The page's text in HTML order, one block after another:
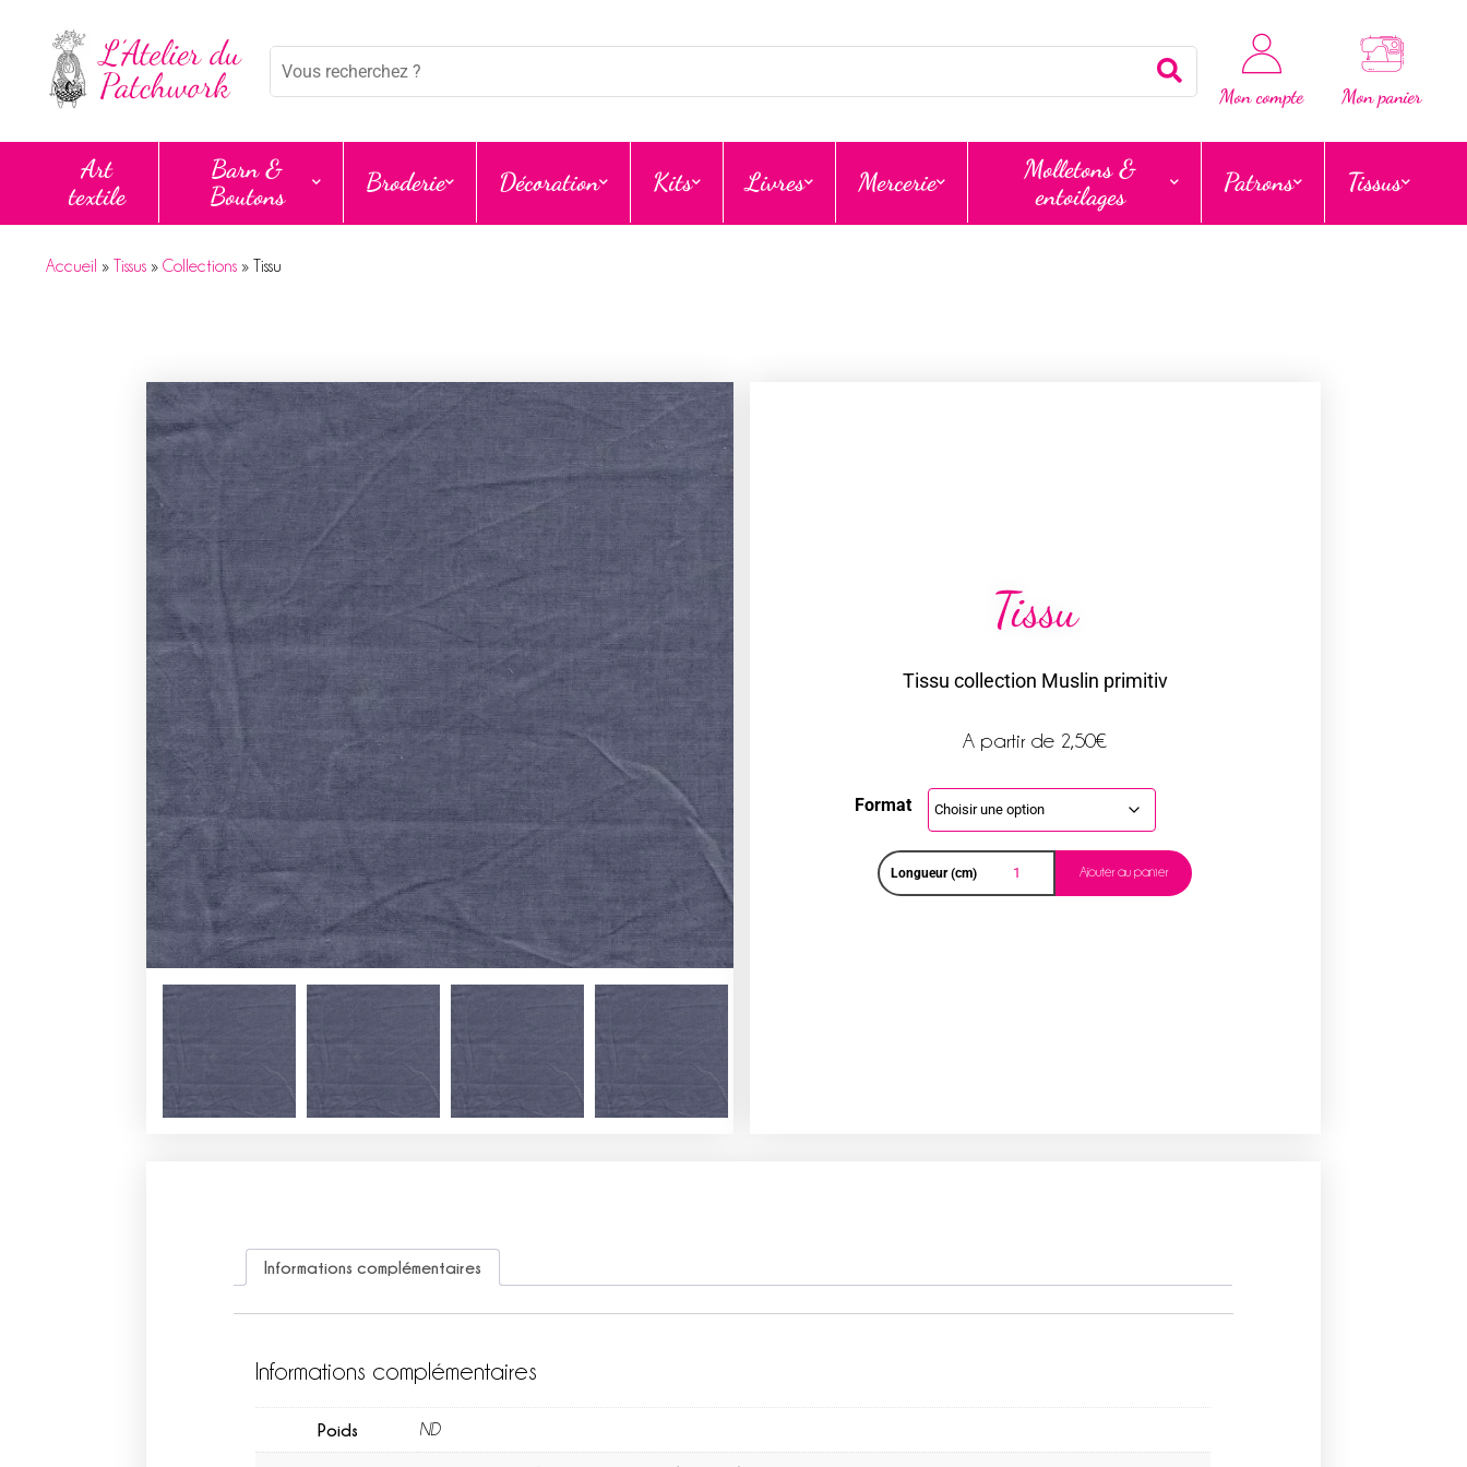
Mots
Rechercher
Mon compte Mon panier
Art
textile
Barn &
Boutons
Broderie Décoration Kits Livres Mercerie
Molletons &
entoilages
Patrons Tissus
Accueil » Tissus » Collections » Tissu
Tissu
Tissu collection Muslin primitiv
A partir de 2,50€
Format
Longueur (cm) Ajouter au panier
Informations complémentaires
Informations complémentaires
Poids ND